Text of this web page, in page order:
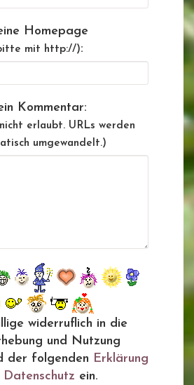
Homepage
mit http://):
Kommentar:
nicht erlaubt. URLs werden
umgewandelt.)
widerruflich in die
und Nutzung
der folgenden Erklärung
Datenschutz ein.